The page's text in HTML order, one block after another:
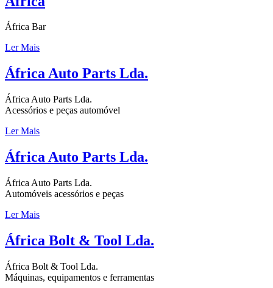
África Bar
Ler Mais
África Auto Parts Lda.
África Auto Parts Lda.
Acessórios e peças automóvel
Ler Mais
África Auto Parts Lda.
África Auto Parts Lda.
Automóveis acessórios e peças
Ler Mais
África Bolt & Tool Lda.
África Bolt & Tool Lda.
Máquinas, equipamentos e ferramentas